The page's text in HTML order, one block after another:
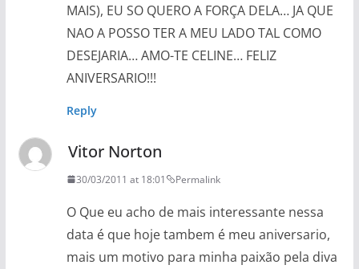
MAIS), EU SO QUERO A FORÇA DELA… JA QUE
NAO A POSSO TER A MEU LADO TAL COMO
DESEJARIA… AMO-TE CELINE… FELIZ
ANIVERSARIO!!!
Reply
Vitor Norton
30/03/2011 at 18:01 Permalink
O Que eu acho de mais interessante nessa
data é que hoje tambem é meu aniversario,
mais um motivo para minha paixão pela diva